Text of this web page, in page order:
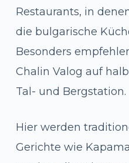
Restaurants, in
die bulgarische
Besonders
Chalin Valog auf
Tal- und Bergstation.
Hier werden
Gerichte wie